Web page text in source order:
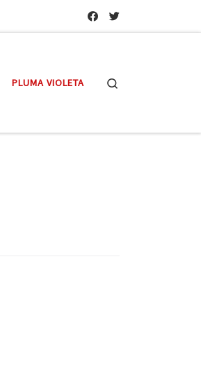
PLUMA VIOLETA